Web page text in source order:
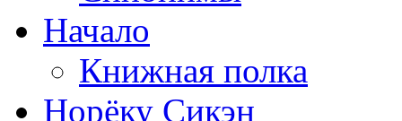
Начало
Книжная полка
Норёку Сикэн